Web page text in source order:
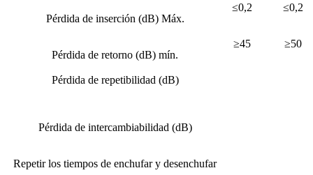
Pérdida de inserción (dB) Máx.
≤0,2 ≤0,2
Pérdida de retorno (dB) mín.
≥45 ≥50
Pérdida de repetibilidad (dB)
Pérdida de intercambiabilidad (dB)
Repetir los tiempos de enchufar y desenchufar